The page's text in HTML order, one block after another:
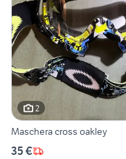
2
Maschera cross oakley
35 €